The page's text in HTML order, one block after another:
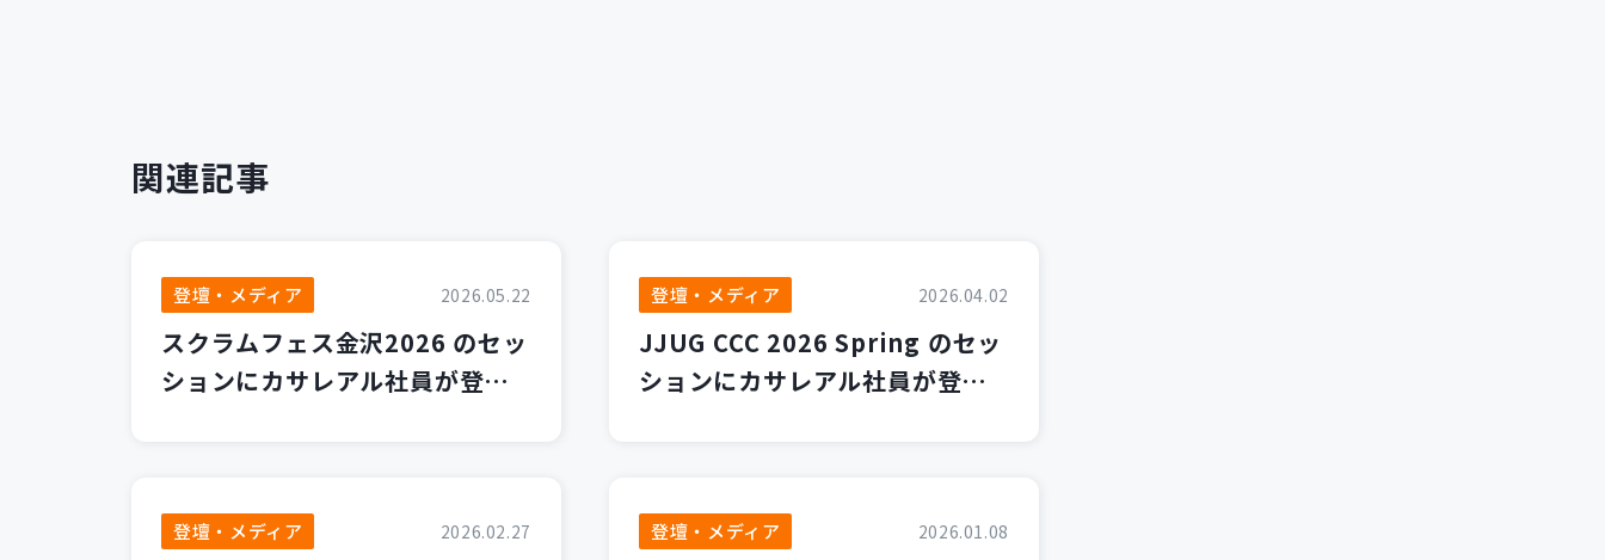
関連記事
登壇・メディア 2026.05.22
スクラムフェス金沢2026 のセッ
ションにカサレアル社員が登壇
登壇・メディア 2026.04.02
JJUG CCC 2026 Spring のセッ
ションにカサレアル社員が登壇
登壇・メディア 2026.02.27 登壇・メディア 2026.01.08